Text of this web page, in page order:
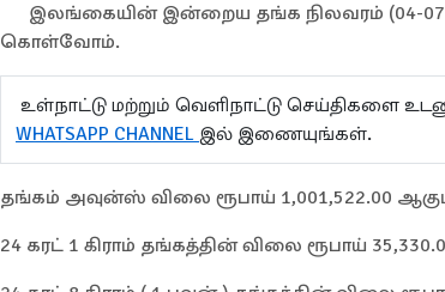
இலங்கையின் இன்றைய தங்க நிலவரம் (04-
கொள்வோம்.
உள்நாட்டு மற்றும் வெளிநாட்டு செய்திகளை
WHATSAPP CHANNEL இல் இணையுங்கள்.
தங்கம் அவுன்ஸ் விலை ரூபாய் 1,001,522.00
24 கரட் 1 கிராம் தங்கத்தின் விலை ரூபாய்